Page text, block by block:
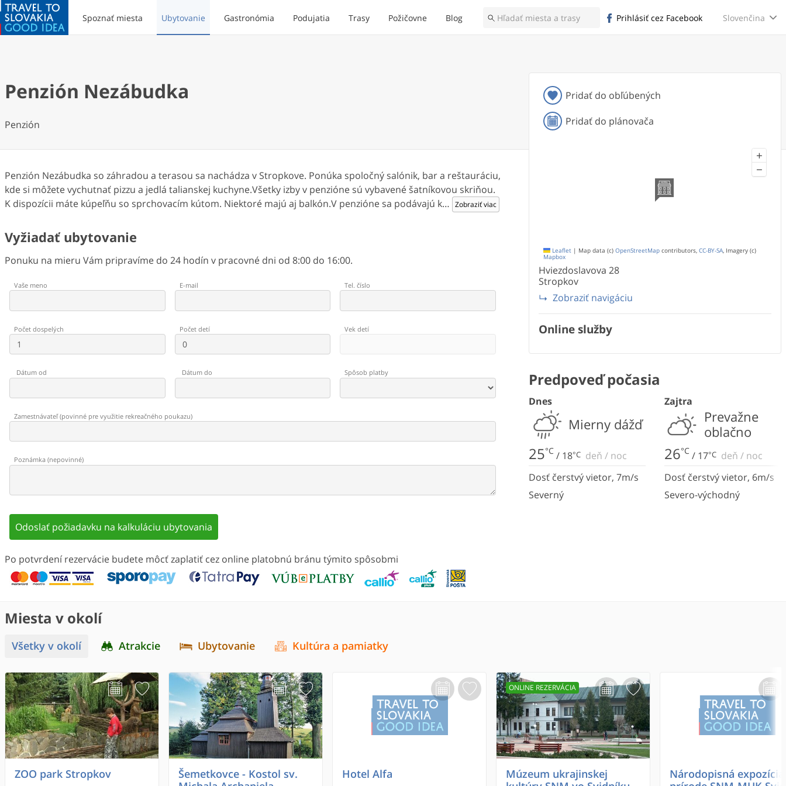
Spoznať miesta Ubytovanie Gastronómia Podujatia Trasy Požičovne Blog Prihlásiť cez Facebook Slovenčina
Penzión Nezábudka
Penzión
Penzión Nezábudka so záhradou a terasou sa nachádza v Stropkove. Ponúka spoločný salónik, bar a reštauráciu,
kde si môžete vychutnať pizzu a jedlá talianskej kuchyne.Všetky izby v penzióne sú vybavené šatníkovou skriňou.
K dispozícii máte kúpeľňu so sprchovacím kútom. Niektoré majú aj balkón.V penzióne sa podávajú k… Zobraziť viac
Vyžiadať ubytovanie
Ponuku na mieru Vám pripravíme do 24 hodín v pracovné dni od 8:00 do 16:00.
Vaše meno E-mail Tel. číslo
Počet dospelých Počet detí Vek detí
Dátum od Dátum do Spôsob platby
Zamestnávateľ(povinné pre využitie rekreačného poukazu)
Poznámka (nepovinné)
Odoslať požiadavku na kalkuláciu ubytovania
Po potvrdení rezervácie budete môcť zaplatiť cez online platobnú bránu týmito spôsobmi
Pridať do obľúbených
Pridať do plánovača
+
−
Leaflet | Map data (c) OpenStreetMap contributors, CC-BY-SA, Imagery (c)
Mapbox
Hviezdoslavova 28
Stropkov
Zobraziť navigáciu
Online služby
Predpoveď počasia
Dnes
Mierny dážď
25°C / 18°C deň / noc
Dosť čerstvý vietor, 7m/s
Severný
Zajtra
Prevažne
oblačno
26°C / 17°C deň / noc
Dosť čerstvý vietor, 6m/s
Severo-východný
Miesta v okolí
Všetky v okolí Atrakcie Ubytovanie Kultúra a pamiatky
ZOO park Stropkov
Šemetkovce - Kostol sv.
Hotel Alfa
Múzeum ukrajinskej
ONLINE REZERVÁCIA
Národopisná